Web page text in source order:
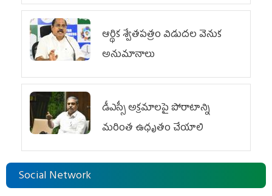
ఆర్థిక శ్వేతపత్రం విడుదల వెనుక
అనుమానాలు
డీఎస్సీ అక్రమాలపై పోరాటాన్ని
మరింత ఉధృతం చేయాలి
Social Network